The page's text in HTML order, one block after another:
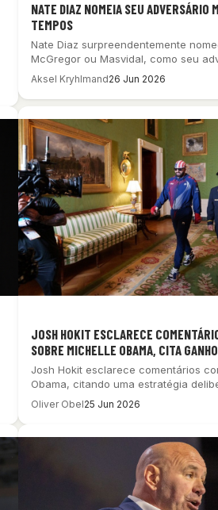
NATE DIAZ NOMEIA SEU ADVERSÁRIO
TEMPOS
Nate Diaz surpreendentemente
McGregor ou Masvidal, como seu
Aksel Kryhlmand26 Jun 2026
JOSH HOKIT ESCLARECE
SOBRE MICHELLE OBAMA, CITA
Josh Hokit esclarece comentários
Obama, citando uma estratégia
seu…
Oliver Obel25 Jun 2026